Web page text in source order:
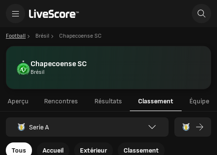
Football Brésil Chapecoense SC
Chapecoense SC
Brésil
Aperçu Rencontres Résultats Classement Équipe
Serie A
Tous Accueil Extérieur Classement